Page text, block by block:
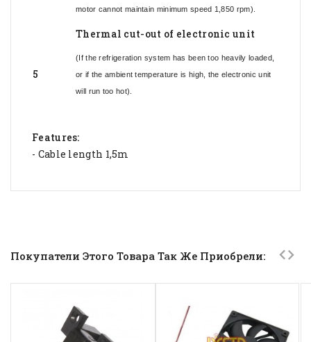
motor cannot maintain minimum speed 1,850 rpm).
5
Thermal cut-out of electronic unit
(If the refrigeration system has been too heavily loaded,
or if the ambient temperature is high, the electronic unit
will run too hot).
Features:
- Cable length 1,5m
Покупатели Этого Товара Так Же Приобрели: